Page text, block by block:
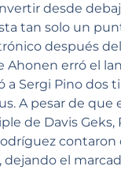
desde
tan solo un
después
erró el
Sergi Pino dos
A pesar de
de Davis
el